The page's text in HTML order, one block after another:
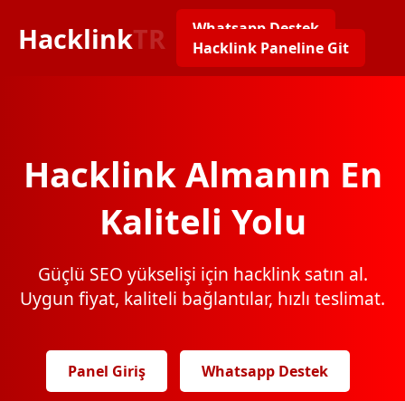
HacklinkTR
Whatsapp Destek
Hacklink Paneline Git
Hacklink Almanın En
Kaliteli Yolu
Güçlü SEO yükselişi için hacklink satın al.
Uygun fiyat, kaliteli bağlantılar, hızlı teslimat.
Panel Giriş Whatsapp Destek